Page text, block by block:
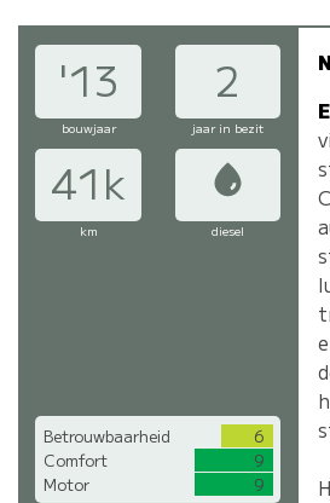
'13 2
bouwjaar jaar in bezit
41k
km diesel
Betrouwbaarheid
6
Comfort
9
Motor
9